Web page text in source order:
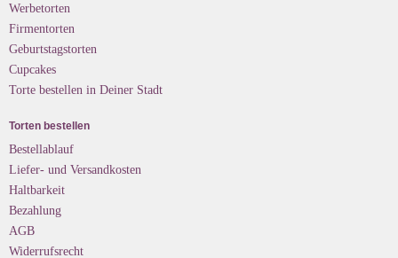
Werbetorten
Firmentorten
Geburtstagstorten
Cupcakes
Torte bestellen in Deiner Stadt
Torten bestellen
Bestellablauf
Liefer- und Versandkosten
Haltbarkeit
Bezahlung
AGB
Widerrufsrecht